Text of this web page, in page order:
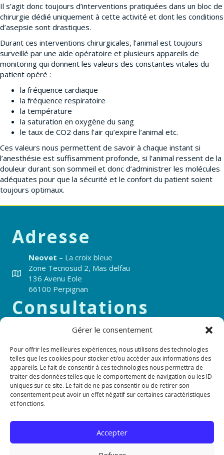
Gérer le consentement
Pour offrir les meilleures expériences, nous utilisons des technologies
telles que les cookies pour stocker et/ou accéder aux informations des
appareils. Le fait de consentir à ces technologies nous permettra de
traiter des données telles que le comportement de navigation ou les ID
uniques sur ce site. Le fait de ne pas consentir ou de retirer son
consentement peut avoir un effet négatif sur certaines caractéristiques
et fonctions.
Accepter
Il s’agit donc toujours d’interventions pratiquées dans un bloc de
chirurgie dédié uniquement à cette activité et dont les conditions
d’asepsie sont drastiques.
Durant ces interventions chirurgicales, l’animal est toujours
surveillé par une aide opératoire et plusieurs appareils de
monitoring qui donnent les valeurs des constantes vitales du
patient opéré :
la fréquence cardiaque
la fréquence respiratoire
la température
la saturation en oxygène du sang
le taux de CO2 dans l’air qu’expire l’animal etc.
Ces valeurs nous permettent de savoir à chaque instant si
l’anesthésie est suffisamment profonde, si l’animal ressent de la
douleur durant son sommeil et donc d’administrer les molécules
adéquates pour que la sécurité et le confort du patient soient
toujours optimaux.
Adresse
Neovet – La croix bleue
Zone Tecnosud 2, Mas delfau
136 Avenu Eole
66100 Perpignan
Consultations
Lundi au Vendredi 8h-12h et 14h-19h
Urgences 7j/7 et 24h24
04 68 50 38 29
/cliniqueveterinaireneovet
Formulaire de référé